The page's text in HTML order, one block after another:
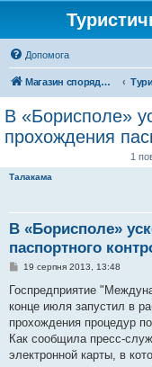
Допомога
Магазин спорядження
В «Борисполе»
прохождения
1
Талакама
В «Борисполе»
паспортного
П
в
д
о
л
е
19 серпня 2013, 13:48
Госпредприятие
конце июля запустил в
прохождения процедур
Как сообщила пресс-
электронной карты, в